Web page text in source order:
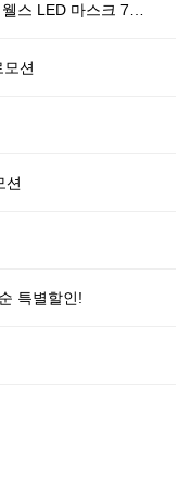
스 LED 마스크 7…
션
션
특별할인!